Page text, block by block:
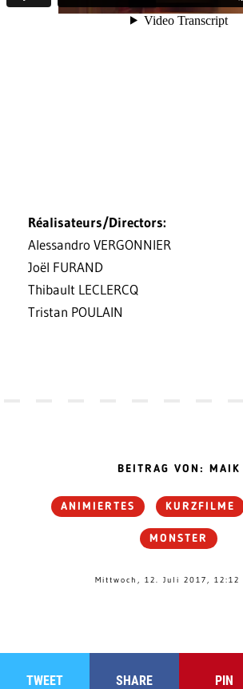
Réalisateurs/Directors:
Alessandro VERGONNIER
Joël FURAND
Thibault LECLERCQ
Tristan POULAIN
BEITRAG VON: MAIK
ANIMIERTES KURZFILME
MONSTER
Mittwoch, 12. Juli 2017, 12:12
TWEET SHARE PIN